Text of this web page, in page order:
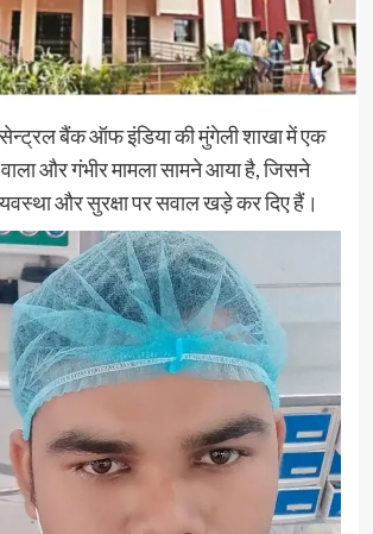
बैंक ऑफ इंडिया की मुंगेली शाखा में एक
और गंभीर मामला सामने आया है, जिसने
और सुरक्षा पर सवाल खड़े कर दिए हैं।